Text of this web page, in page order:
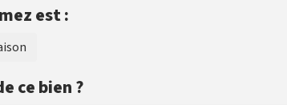
est :
ce bien ?